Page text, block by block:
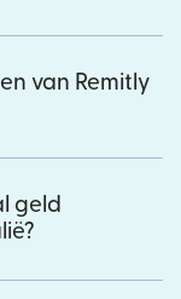
van Remitly
geld